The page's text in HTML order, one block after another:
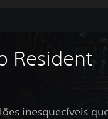
Resident
inesquecíveis